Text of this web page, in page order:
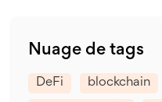
Nuage de tags
DeFi blockchain